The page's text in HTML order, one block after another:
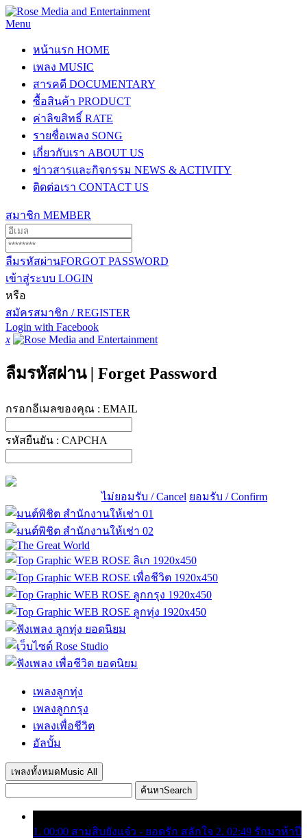
Menu
หน้าแรก HOME
เพลง MUSIC
สารคดี DOCUMENTARY
ซื้อสินค้า PRODUCT
ค่าลิขสิทธิ์ RATE
รายชื่อเพลง SONG
เกี่ยวกับเรา ABOUT US
ข่าวสารและกิจกรรม NEWS & ACTIVITY
ติดต่อเรา CONTACT US
สมาชิก MEMBER
ลืมรหัสผ่านFORGOT PASSWORD
เข้าสู่ระบบ LOGIN
หรือ
สมัครสมาชิก / REGISTER
Login with Facebook
x
ลืมรหัสผ่าน | Forget Password
กรอกอีเมลของคุณ : EMAIL
รหัสยืนยัน : CAPCHA
ไม่ยอมรับ / Cancel ยอมรับ / Confirm
เพลงลูกทุ่ง
เพลงลูกกรุง
เพลงเพื่อชีวิต
อัลบั้ม
เพลงทั้งหมด Music All
ค้นหาSearch
1. 00:00 สามสิบยังแจ๋ว - ยอดรัก สลักใจ 2. 02:49 รักมาห้าปี